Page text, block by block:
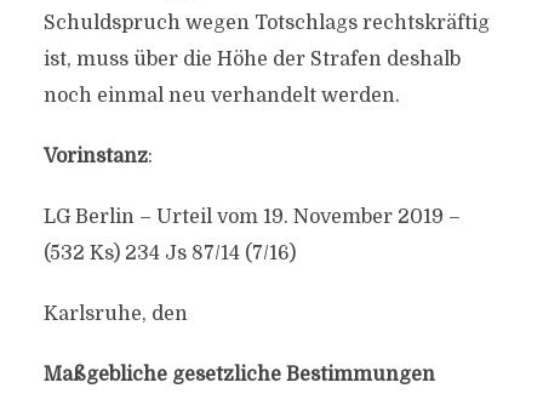
Schuldspruch wegen Totschlags rechtskräftig
ist, muss über die Höhe der Strafen deshalb
noch einmal neu verhandelt werden.
Vorinstanz:
LG Berlin – Urteil vom 19. November 2019 –
(532 Ks) 234 Js 87/14 (7/16)
Karlsruhe, den
Maßgebliche gesetzliche Bestimmungen